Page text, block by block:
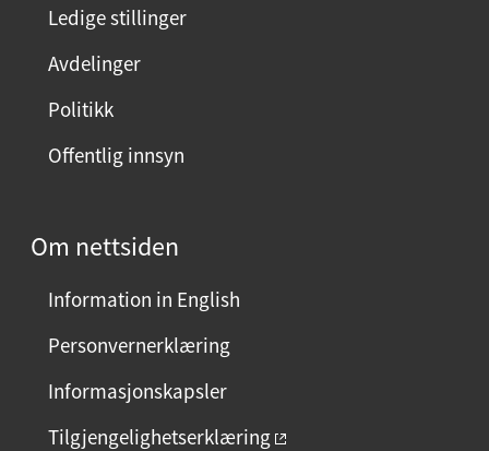
V
Ledige stillinger
Avdelinger
Politikk
Offentlig innsyn
Om nettsiden
Information in English
Personvernerklæring
Informasjonskapsler
Tilgjengelighetserklæring